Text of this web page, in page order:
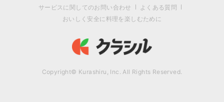
サービスに関してのお問い合わせ
よくある質問
おいしく安全に料理を楽しむために
Copyright© Kurashiru, Inc. All Rights Reserved.